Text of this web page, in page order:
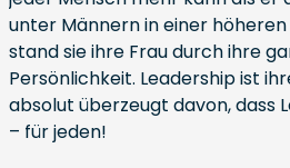
unter Männern in einer
stand sie ihre Frau durch ihre
Persönlichkeit. Leadership ist
absolut überzeugt davon, dass
– für jeden!